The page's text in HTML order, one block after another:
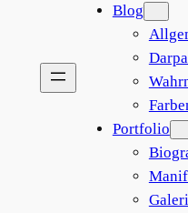
Blog
Portfolio